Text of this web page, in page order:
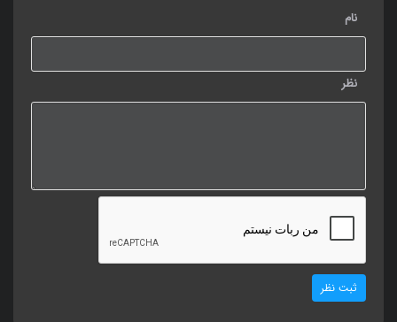
نام
نظر
ثبت نظر